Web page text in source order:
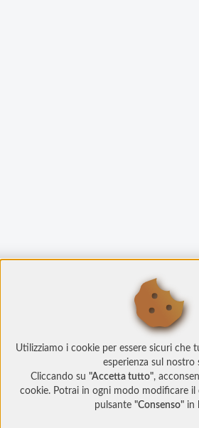
Utilizziamo i cookie per essere sicuri che
esperienza sul nostro
Cliccando su "Accetta tutto",
cookie. Potrai in ogni modo modificare il
pulsante "Consenso"in